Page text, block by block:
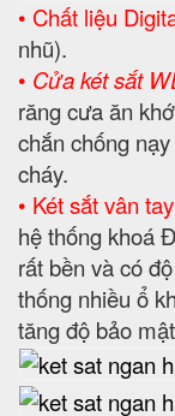
• Chất liệu
nhũ).
• Cửa két sắt
răng cưa ăn
chắn chống
cháy.
• Két sắt vân
hệ thống khoá
rất bền và có
thống nhiều ổ
tăng độ bảo